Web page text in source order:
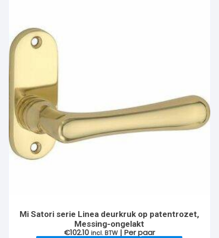
Mi Satori serie Linea deurkruk op patentrozet,
Messing-ongelakt
€102.10 incl. BTW | Per paar